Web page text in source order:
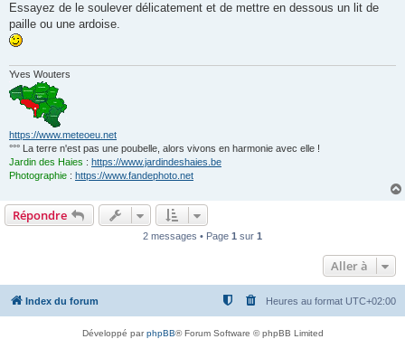
Essayez de le soulever délicatement et de mettre en dessous un lit de
paille ou une ardoise.
Yves Wouters
https://www.meteoeu.net
°°° La terre n'est pas une poubelle, alors vivons en harmonie avec elle !
Jardin des Haies : https://www.jardindeshaies.be
Photographie : https://www.fandephoto.net
Répondre
2 messages • Page 1 sur 1
Aller à
Index du forum Heures au format UTC+02:00
Développé parphpBB® Forum Software © phpBB Limited